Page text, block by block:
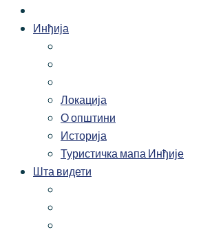
Инђија
Локација
О општини
Историја
Туристичка мапа Инђије
Шта видети